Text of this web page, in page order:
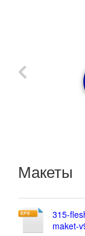
Макеты
315-
maket-